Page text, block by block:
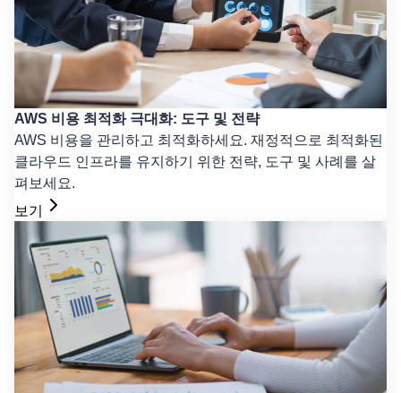
AWS 비용 최적화 극대화: 도구 및 전략
AWS 비용을 관리하고 최적화하세요. 재정적으로 최적화된
클라우드 인프라를 유지하기 위한 전략, 도구 및 사례를 살
펴보세요.
보기